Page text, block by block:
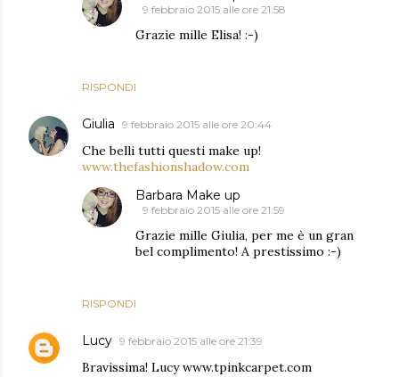
RISPONDI
9 febbraio 2015 alle ore 21:58
Grazie mille Elisa! :-)
Giulia 9 febbraio 2015 alle ore 20:44
Che belli tutti questi make up!
www.thefashionshadow.com
RISPONDI
Barbara Make up
9 febbraio 2015 alle ore 21:59
Grazie mille Giulia, per me è un gran
bel complimento! A prestissimo :-)
Lucy 9 febbraio 2015 alle ore 21:39
Bravissima! Lucy www.tpinkcarpet.com